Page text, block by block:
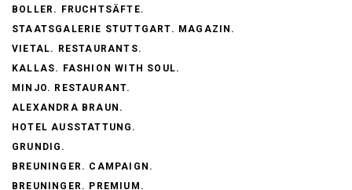
BOLLER. FRUCHTSÄFTE.
STAATSGALERIE STUTTGART. MAGAZIN.
VIETAL. RESTAURANTS.
KALLAS. FASHION WITH SOUL.
MINJO. RESTAURANT.
ALEXANDRA BRAUN.
HOTEL AUSSTATTUNG.
GRUNDIG.
BREUNINGER. CAMPAIGN.
BREUNINGER. PREMIUM.